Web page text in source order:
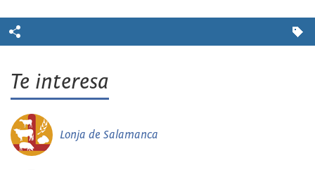
Te interesa
Lonja de Salamanca